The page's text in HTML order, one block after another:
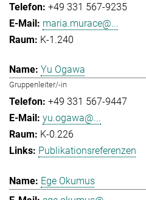
+49 331 567-9235
maria.murace@...
K-1.240
Yu Ogawa
Gruppenleiter/-in
+49 331 567-9447
yu.ogawa@...
K-0.226
Publikationsreferenzen
Ege Okumus